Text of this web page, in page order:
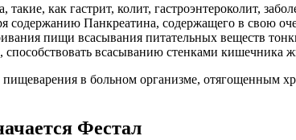
как гастрит, колит, гастроэнтероколит,
Панкреатина, содержащего в свою
пищи всасывания питательных веществ
способствовать всасыванию стенками кишечника
в больном организме, отягощенным
Фестал